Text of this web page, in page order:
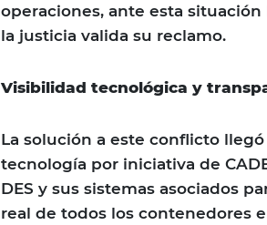
operaciones, ante esta
la justicia valida su reclamo.
Visibilidad tecnológica y
La solución a este conflicto
tecnología por iniciativa de
DES y sus sistemas asociados
real de todos los contenedores